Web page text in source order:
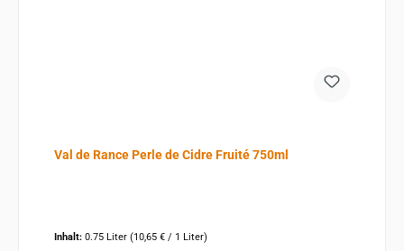
Val de Rance Perle de Cidre Fruité 750ml
Inhalt: 0.75 Liter (10,65 € / 1 Liter)